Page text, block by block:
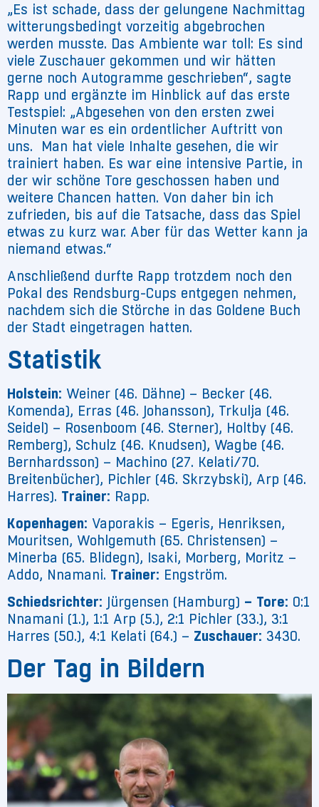
„Es ist schade, dass der gelungene Nachmittag
witterungsbedingt vorzeitig abgebrochen
werden musste. Das Ambiente war toll: Es sind
viele Zuschauer gekommen und wir hätten
gerne noch Autogramme geschrieben“, sagte
Rapp und ergänzte im Hinblick auf das erste
Testspiel: „Abgesehen von den ersten zwei
Minuten war es ein ordentlicher Auftritt von
uns. Man hat viele Inhalte gesehen, die wir
trainiert haben. Es war eine intensive Partie, in
der wir schöne Tore geschossen haben und
weitere Chancen hatten. Von daher bin ich
zufrieden, bis auf die Tatsache, dass das Spiel
etwas zu kurz war. Aber für das Wetter kann ja
niemand etwas.“
Anschließend durfte Rapp trotzdem noch den
Pokal des Rendsburg-Cups entgegen nehmen,
nachdem sich die Störche in das Goldene Buch
der Stadt eingetragen hatten.
Statistik
Holstein: Weiner (46. Dähne) – Becker (46.
Komenda), Erras (46. Johansson), Trkulja (46.
Seidel) – Rosenboom (46. Sterner), Holtby (46.
Remberg), Schulz (46. Knudsen), Wagbe (46.
Bernhardsson) – Machino (27. Kelati/70.
Breitenbücher), Pichler (46. Skrzybski), Arp (46.
Harres). Trainer: Rapp.
Kopenhagen: Vaporakis – Egeris, Henriksen,
Mouritsen, Wohlgemuth (65. Christensen) –
Minerba (65. Blidegn), Isaki, Morberg, Moritz –
Addo, Nnamani. Trainer: Engström.
Schiedsrichter: Jürgensen (Hamburg) – Tore: 0:1
Nnamani (1.), 1:1 Arp (5.), 2:1 Pichler (33.), 3:1
Harres (50.), 4:1 Kelati (64.) – Zuschauer: 3430.
Der Tag in Bildern